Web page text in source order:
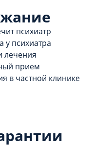
психиатр
у психиатра
лечения
прием
в частной клинике